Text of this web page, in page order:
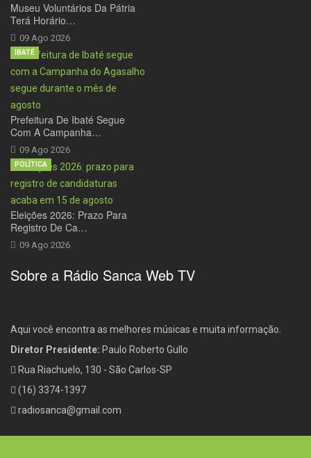
Museu Voluntários Da Pátria
Terá Horário…
09 Ago 2026
Prefeitura De Ibaté Segue
Com A Campanha…
09 Ago 2026
IBATÉ
Eleições 2026: Prazo Para
Registro De Ca…
09 Ago 2026
POLÍTICA
Sobre a Rádio Sanca Web TV
Aqui você encontra as melhores músicas e muita informação.
Diretor Presidente: Paulo Roberto Gullo
Rua Riachuelo, 130 - São Carlos-SP
(16) 3374-1397
radiosanca@gmail.com